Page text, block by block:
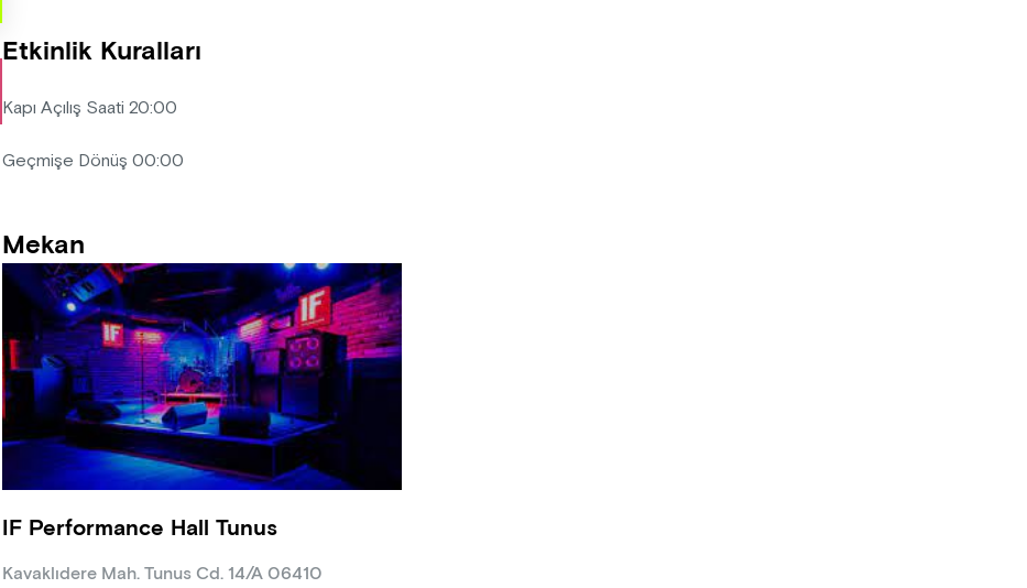
için bilet bedelini iade etmek koşuluyla, etkinlik mekanına kişiyi almama hakkına sahiptir.
Etkinlik Kuralları
Kapı Açılış Saati 20:00
Geçmişe Dönüş 00:00
Mekan
IF Performance Hall Tunus
Kavaklıdere Mah. Tunus Cd. 14/A 06410